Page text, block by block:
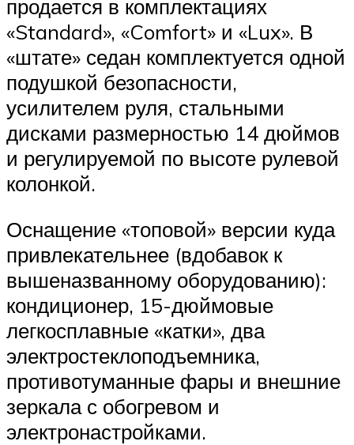
продается в комплектациях
«Standard», «Comfort» и «Lux». В
«штате» седан комплектуется одной
подушкой безопасности,
усилителем руля, стальными
дисками размерностью 14 дюймов
и регулируемой по высоте рулевой
колонкой.
Оснащение «топовой» версии куда
привлекательнее (вдобавок к
вышеназванному оборудованию):
кондиционер, 15-дюймовые
легкосплавные «катки», два
электростеклоподъемника,
противотуманные фары и внешние
зеркала с обогревом и
электронастройками.